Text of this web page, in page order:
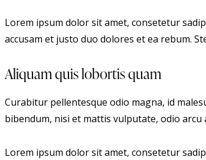
Lorem ipsum dolor sit amet, consetetur
accusam et justo duo dolores et ea rebum.
Aliquam quis lobortis quam
Curabitur pellentesque odio magna, id
bibendum, nisi et mattis vulputate, odio
Lorem ipsum dolor sit amet, consetetur